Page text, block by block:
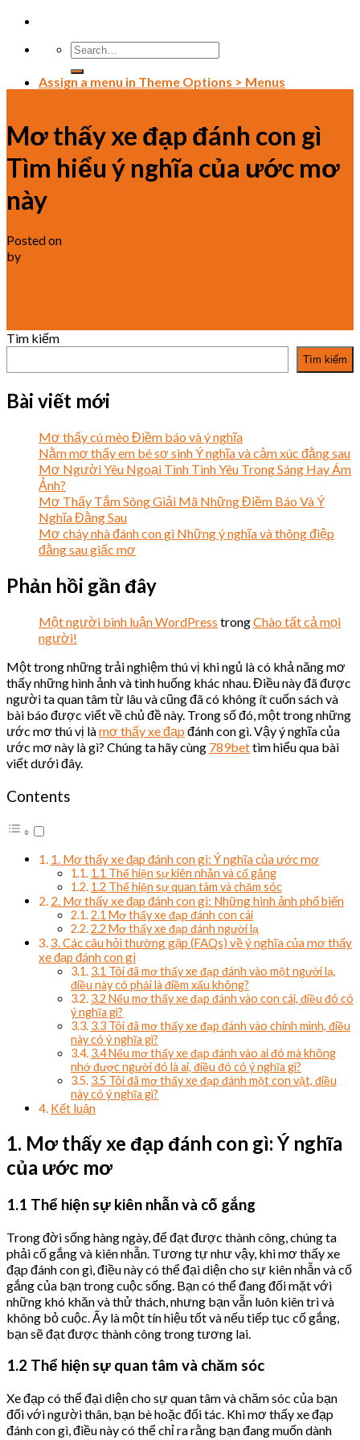
Skip
content
Assign a menu in Theme Options > Menus
Mơ thấy xe đạp đánh con gì
Tìm hiểu ý nghĩa của ước mơ
này
Posted on
by
Tìm kiếm
Tìm kiếm
Bài viết mới
Mơ thấy cú mèo Điềm báo và ý nghĩa
Nằm mơ thấy em bé sơ sinh Ý nghĩa và cảm xúc đằng sau
Mơ Người Yêu Ngoại Tình Tình Yêu Trong Sáng Hay Ám
Ảnh?
Mơ Thấy Tắm Sông Giải Mã Những Điềm Báo Và Ý
Nghĩa Đằng Sau
Mơ cháy nhà đánh con gì Những ý nghĩa và thông điệp
đằng sau giấc mơ
Phản hồi gần đây
Một người bình luận WordPress trongChào tất cả mọi
người!
Một trong những trải nghiệm thú vị khi ngủ là có khả năng mơ
thấy những hình ảnh và tình huống khác nhau. Điều này đã được
người ta quan tâm từ lâu và cũng đã có không ít cuốn sách và
bài báo được viết về chủ đề này. Trong số đó, một trong những
ước mơ thú vị làmơ thấy xe đạp đánh con gì. Vậy ý nghĩa của
ước mơ này là gì? Chúng ta hãy cùng 789bettìm hiểu qua bài
viết dưới đây.
Contents
1. Mơ thấy xe đạp đánh con gì: Ý nghĩa của ước mơ
1.1 Thể hiện sự kiên nhẫn và cố gắng
1.2 Thể hiện sự quan tâm và chăm sóc
2. Mơ thấy xe đạp đánh con gì: Những hình ảnh phổ biến
2.1 Mơ thấy xe đạp đánh con cái
2.2 Mơ thấy xe đạp đánh người lạ
3. Các câu hỏi thường gặp (FAQs) về ý nghĩa của mơ thấy
xe đạp đánh con gì
3.1 Tôi đã mơ thấy xe đạp đánh vào một người lạ,
điều này có phải là điềm xấu không?
3.2 Nếu mơ thấy xe đạp đánh vào con cái, điều đó có
ý nghĩa gì?
3.3 Tôi đã mơ thấy xe đạp đánh vào chính mình, điều
này có ý nghĩa gì?
3.4 Nếu mơ thấy xe đạp đánh vào ai đó mà không
nhớ được người đó là ai, điều đó có ý nghĩa gì?
3.5 Tôi đã mơ thấy xe đạp đánh một con vật, điều
này có ý nghĩa gì?
Kết luận
1. Mơ thấy xe đạp đánh con gì: Ý nghĩa
của ước mơ
1.1 Thể hiện sự kiên nhẫn và cố gắng
Trong đời sống hàng ngày, để đạt được thành công, chúng ta
phải cố gắng và kiên nhẫn. Tương tự như vậy, khi mơ thấy xe
đạp đánh con gì, điều này có thể đại diện cho sự kiên nhẫn và cố
gắng của bạn trong cuộc sống. Bạn có thể đang đối mặt với
những khó khăn và thử thách, nhưng bạn vẫn luôn kiên trì và
không bỏ cuộc. Ấy là một tín hiệu tốt và nếu tiếp tục cố gắng,
bạn sẽ đạt được thành công trong tương lai.
1.2 Thể hiện sự quan tâm và chăm sóc
Xe đạp có thể đại diện cho sự quan tâm và chăm sóc của bạn
đối với người thân, bạn bè hoặc đối tác. Khi mơ thấy xe đạp
đánh con gì, điều này có thể chỉ ra rằng bạn đang muốn dành